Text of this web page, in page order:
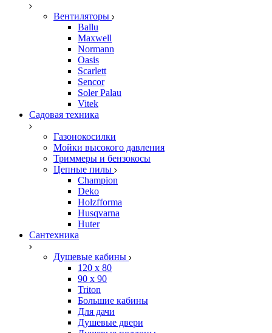
Вентиляторы
Ballu
Maxwell
Normann
Oasis
Scarlett
Sencor
Soler Palau
Vitek
Садовая техника
Газонокосилки
Мойки высокого давления
Триммеры и бензокосы
Цепные пилы
Champion
Deko
Holzfforma
Husqvarna
Huter
Сантехника
Душевые кабины
120 x 80
90 х 90
Triton
Большие кабины
Для дачи
Душевые двери